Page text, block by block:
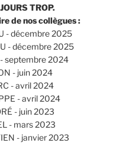
TROP.
de nos collègues :
- décembre 2025
- décembre 2025
- septembre 2024
- juin 2024
- avril 2024
- avril 2024
- juin 2023
- mars 2023
- janvier 2023